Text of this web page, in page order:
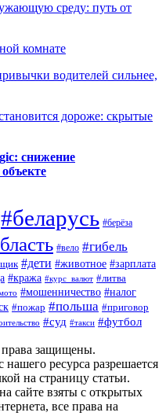
среду: путь от
комнате
водителей сильнее,
дороже: скрытые
снижение
#беларусь #берёза
#вело #гибель
#дети #животное #зарплата
#кража #курс_валют #литва
#мошенничество #налог
#пожар #польша #приговор
#суд #такси #футбол
защищены.
ресурса разрешается
на страницу статьи.
сайте взяты с открытых
все права на